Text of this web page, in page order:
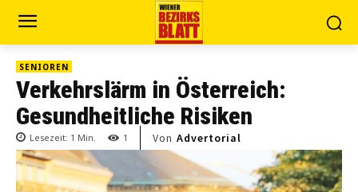
SENIOREN
Verkehrslärm in Österreich:
Gesundheitliche Risiken
Lesezeit: 1 Min. 1 Von Advertorial